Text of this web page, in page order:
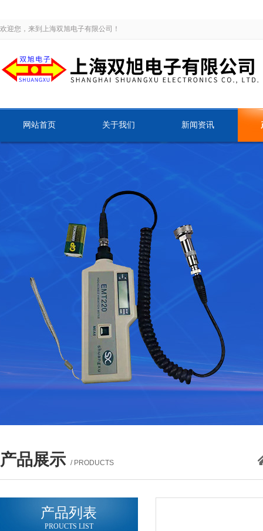
欢迎您，来到上海双旭电子有限公司！
网站首页 关于我们 新闻资讯
产品展示 / PRODUCTS
产品列表
PROUCTS LIST